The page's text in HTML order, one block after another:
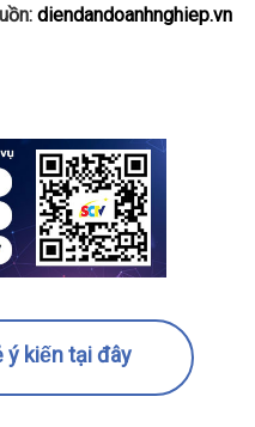
diendandoanhnghiep.vn
ý kiến tại đây